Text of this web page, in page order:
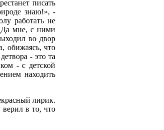
писать
знаю!», -
работать не
мне, с ними
во двор
обижаясь, что
- это та
- с детской
находить
лирик.
в то, что